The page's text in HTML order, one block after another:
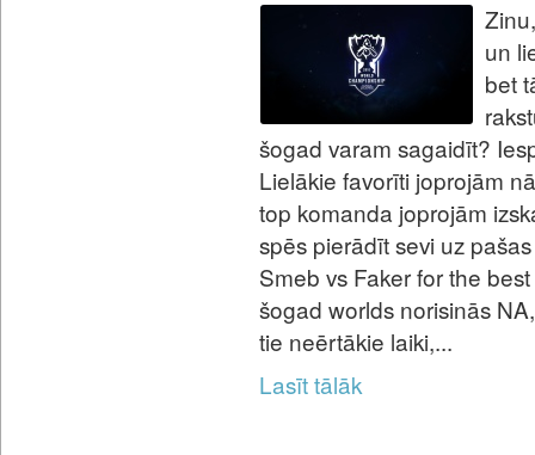
un
bet
šogad varam sagaidīt?
Lielākie favorīti joprojām
top komanda joprojām
spēs pierādīt sevi uz
Smeb vs Faker for the
šogad worlds norisinās
tie neērtākie laiki,...
Lasīt tālāk